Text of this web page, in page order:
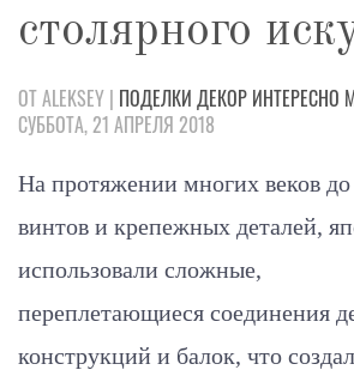
столярного
ОТ ALEKSEY | ПОДЕЛКИ ДЕКОР ИНТЕРЕСНО
СУББОТА, 21 АПРЕЛЯ 2018
На протяжении многих веков до
винтов и крепежных деталей,
использовали сложные,
переплетающиеся соединения
конструкций и балок, что